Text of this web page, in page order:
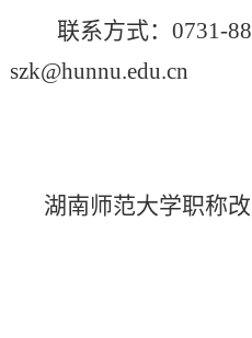
联系方式： 0731-
szk@hunnu.edu.cn
湖南师范大学职称